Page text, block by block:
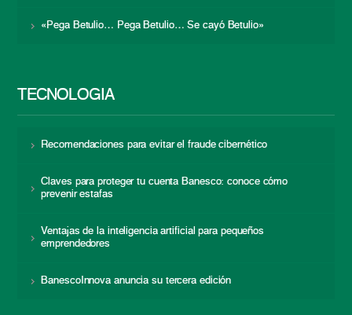
«Pega Betulio… Pega Betulio… Se cayó Betulio»
TECNOLOGÍA
Recomendaciones para evitar el fraude cibernético
Claves para proteger tu cuenta Banesco: conoce cómo
prevenir estafas
Ventajas de la inteligencia artificial para pequeños
emprendedores
BanescoInnova anuncia su tercera edición